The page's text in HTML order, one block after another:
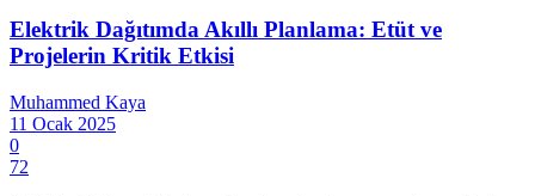
Elektrik Dağıtımda Akıllı Planlama: Etüt ve
Projelerin Kritik Etkisi
Muhammed Kaya
11 Ocak 2025
0
72